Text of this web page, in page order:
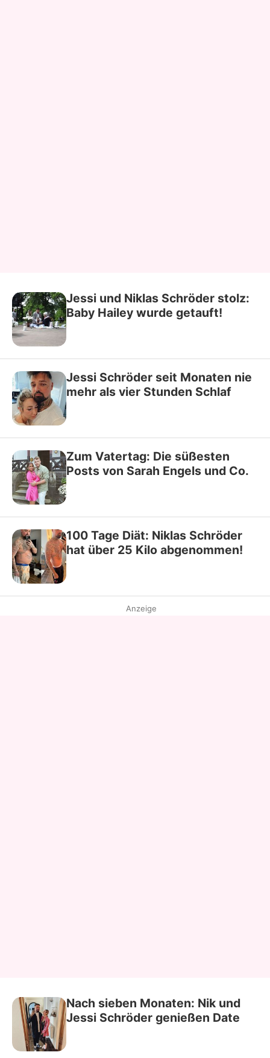
Jessi und Niklas Schröder stolz:
Baby Hailey wurde getauft!
Jessi Schröder seit Monaten nie
mehr als vier Stunden Schlaf
Zum Vatertag: Die süßesten
Posts von Sarah Engels und Co.
100 Tage Diät: Niklas Schröder
hat über 25 Kilo abgenommen!
Anzeige
Nach sieben Monaten: Nik und
Jessi Schröder genießen Date